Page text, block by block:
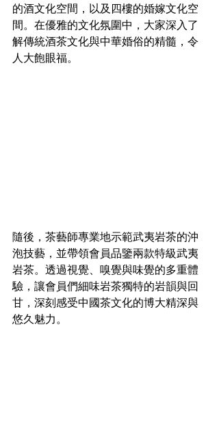
的酒文化空間，以及四樓的婚嫁文化空
間。在優雅的文化氛圍中，大家深入了
解傳統酒茶文化與中華婚俗的精髓，令
人大飽眼福。
隨後，茶藝師專業地示範武夷岩茶的沖
泡技藝，並帶領會員品鑒兩款特級武夷
岩茶。透過視覺、嗅覺與味覺的多重體
驗，讓會員們細味岩茶獨特的岩韻與回
甘，深刻感受中國茶文化的博大精深與
悠久魅力。